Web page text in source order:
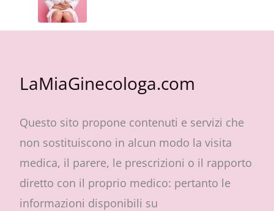
LaMiaGinecologa.com
Questo sito propone contenuti e servizi che
non sostituiscono in alcun modo la visita
medica, il parere, le prescrizioni o il rapporto
diretto con il proprio medico: pertanto le
informazioni disponibili su